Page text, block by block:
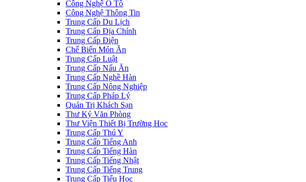
Công Nghệ Ô Tô
Công Nghệ Thông Tin
Trung Cấp Du Lịch
Trung Cấp Địa Chính
Trung Cấp Điện
Chế Biến Món Ăn
Trung Cấp Luật
Trung Cấp Nấu Ăn
Trung Cấp Nghề Hàn
Trung Cấp Nông Nghiệp
Trung Cấp Pháp Lý
Quản Trị Khách Sạn
Thư Ký Văn Phòng
Thư Viện Thiết Bị Trường Học
Trung Cấp Thú Y
Trung Cấp Tiếng Anh
Trung Cấp Tiếng Hàn
Trung Cấp Tiếng Nhật
Trung Cấp Tiếng Trung
Trung Cấp Tiểu Học